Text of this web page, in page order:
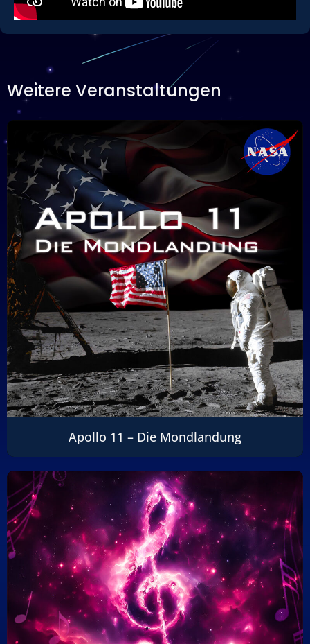
Weitere Veranstaltungen
Apollo 11 – Die Mondlandung